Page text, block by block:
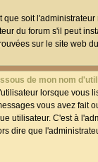
soit
du forum s'il peut
sur le site web
de mon nom
lorsque
vous avez fait
utilisateur. C'est à
dire que